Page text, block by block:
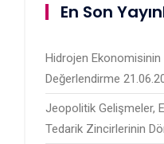
En Son
Hidrojen Ekonomisinin
Değerlendirme
Jeopolitik Gelişmeler,
Tedarik Zincirlerinin